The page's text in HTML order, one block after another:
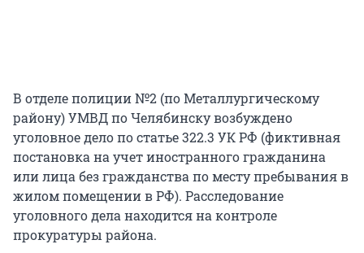
В отделе полиции №2 (по Металлургическому
району) УМВД по Челябинску возбуждено
уголовное дело по статье 322.3 УК РФ (фиктивная
постановка на учет иностранного гражданина
или лица без гражданства по месту пребывания в
жилом помещении в РФ). Расследование
уголовного дела находится на контроле
прокуратуры района.